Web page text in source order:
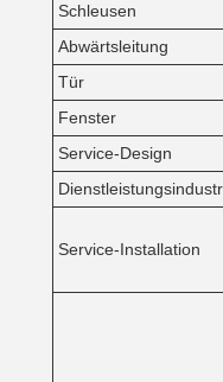
Schleusen
Abwärtsleitung
Tür
Fenster
Service-Design
Service-Installation